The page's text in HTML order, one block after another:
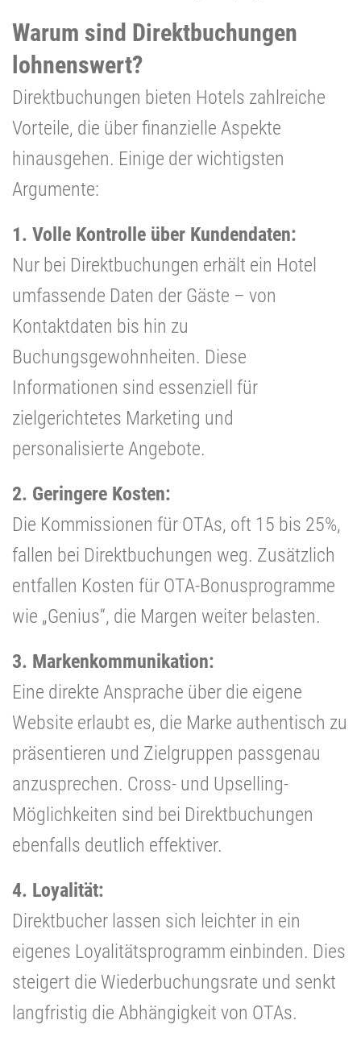
Warum sind Direktbuchungen
lohnenswert?
Direktbuchungen bieten Hotels zahlreiche
Vorteile, die über finanzielle Aspekte
hinausgehen. Einige der wichtigsten
Argumente:
1. Volle Kontrolle über Kundendaten:
Nur bei Direktbuchungen erhält ein Hotel
umfassende Daten der Gäste – von
Kontaktdaten bis hin zu
Buchungsgewohnheiten. Diese
Informationen sind essenziell für
zielgerichtetes Marketing und
personalisierte Angebote.
2. Geringere Kosten:
Die Kommissionen für OTAs, oft 15 bis 25%,
fallen bei Direktbuchungen weg. Zusätzlich
entfallen Kosten für OTA-Bonusprogramme
wie „Genius“, die Margen weiter belasten.
3. Markenkommunikation:
Eine direkte Ansprache über die eigene
Website erlaubt es, die Marke authentisch zu
präsentieren und Zielgruppen passgenau
anzusprechen. Cross- und Upselling-
Möglichkeiten sind bei Direktbuchungen
ebenfalls deutlich effektiver.
4. Loyalität:
Direktbucher lassen sich leichter in ein
eigenes Loyalitätsprogramm einbinden. Dies
steigert die Wiederbuchungsrate und senkt
langfristig die Abhängigkeit von OTAs.